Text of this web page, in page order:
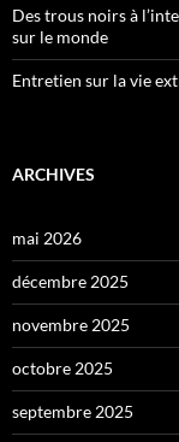
Des trous noirs à
sur le monde
Entretien sur la vie
ARCHIVES
mai 2026
décembre 2025
novembre 2025
octobre 2025
septembre 2025